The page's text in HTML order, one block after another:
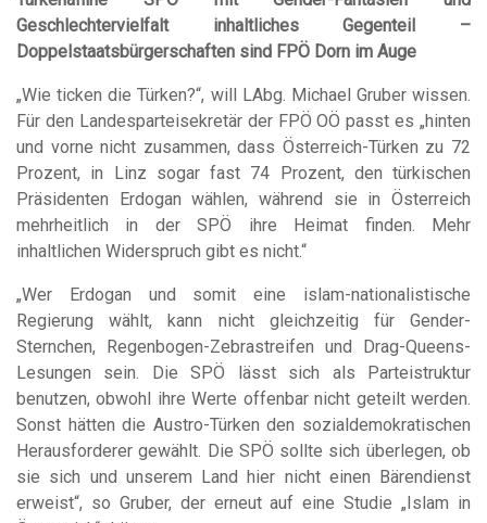
Geschlechtervielfalt inhaltliches Gegenteil –
Doppelstaatsbürgerschaften sind FPÖ Dorn im Auge
„Wie ticken die Türken?“, will LAbg. Michael Gruber wissen.
Für den Landesparteisekretär der FPÖ OÖ passt es „hinten
und vorne nicht zusammen, dass Österreich-Türken zu 72
Prozent, in Linz sogar fast 74 Prozent, den türkischen
Präsidenten Erdogan wählen, während sie in Österreich
mehrheitlich in der SPÖ ihre Heimat finden. Mehr
inhaltlichen Widerspruch gibt es nicht.“
„Wer Erdogan und somit eine islam-nationalistische
Regierung wählt, kann nicht gleichzeitig für Gender-
Sternchen, Regenbogen-Zebrastreifen und Drag-Queens-
Lesungen sein. Die SPÖ lässt sich als Parteistruktur
benutzen, obwohl ihre Werte offenbar nicht geteilt werden.
Sonst hätten die Austro-Türken den sozialdemokratischen
Herausforderer gewählt. Die SPÖ sollte sich überlegen, ob
sie sich und unserem Land hier nicht einen Bärendienst
erweist“, so Gruber, der erneut auf eine Studie „Islam in